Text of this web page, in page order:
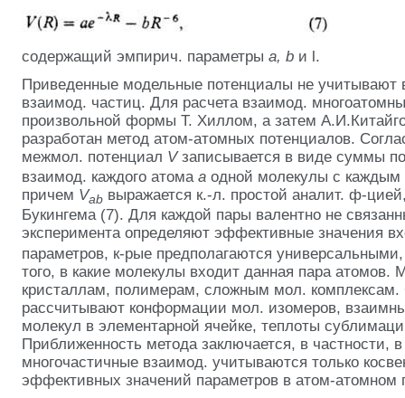
содержащий эмпирич. параметры а, b и l.
Приведенные модельные потенциалы не учитывают
взаимод. частиц. Для расчета взаимод.
произвольной формы Т. Хиллом, а затем
разработан метод атом-атомных потенциалов.
межмол. потенциал Vзаписывается в виде суммы
взаимод. каждого атома а одной молекулы с
причем Vab выражается к.-л. простой аналит. ф-
Букингема (7). Для каждой пары валентно не
эксперимента определяют эффективные значения
параметров, к-рые предполагаются
того, в какие молекулы входит данная пара
кристаллам, полимерам, сложным мол.
рассчитывают конформации мол. изомеров,
молекул в элементарной ячейке, теплоты
Приближенность метода заключается, в частности,
многочастичные взаимод. учитываются только
эффективных значений параметров в атом-атомном